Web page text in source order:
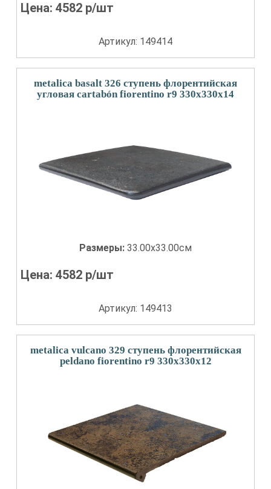
Цена:4582 р/шт
Артикул: 149414
metalica basalt 326 ступень флорентийская
угловая cartabón fiorentino r9 330x330x14
Размеры: 33.00x33.00см
Цена:4582 р/шт
Артикул: 149413
metalica vulcano 329 ступень флорентийская
peldano fiorentino r9 330x330x12